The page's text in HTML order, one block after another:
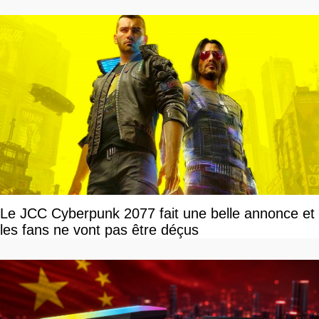
Le JCC Cyberpunk 2077 fait une belle annonce et
les fans ne vont pas être déçus